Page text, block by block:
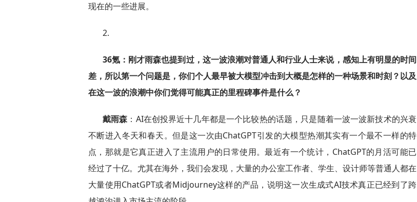
现在的一些进展。
2.
36氪：刚才雨森也提到过，这一波浪潮对普通人和行业人士来说，感知上有明显的时间
差，所以第一个问题是，你们个人最早被大模型冲击到大概是怎样的一种场景和时刻？以及
在这一波的浪潮中你们觉得可能真正的里程碑事件是什么？
戴雨森 ：AI在创投界近十几年都是一个比较热的话题，只是随着一波一波新技术的兴衰
不断进入冬天和春天。但是这一次由ChatGPT引发的大模型热潮其实有一个最不一样的特
点，那就是它真正进入了主流用户的日常使用。最近有一个统计，ChatGPT的月活可能已
经过了十亿。尤其在海外，我们会发现，大量的办公室工作者、学生、设计师等普通人都在
大量使用ChatGPT或者Midjourney这样的产品，说明这一次生成式AI技术真正已经到了跨